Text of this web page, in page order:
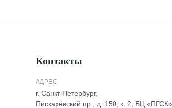
Контакты
АДРЕС
г. Санкт-Петербург,
Пискарёвский пр., д. 150, к. 2, БЦ «ПГСК»